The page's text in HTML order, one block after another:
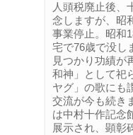
人頭税廃止後、
念しますが、昭
事業停止。昭和
宅で76歳で没し
見つかり功績が
和神」として祀
ヤグ」の歌にも
交流が今も続き
は中村十作記念
展示され、顕彰